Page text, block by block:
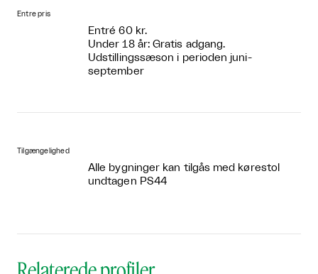
Entre pris
Entré 60 kr.
Under 18 år: Gratis adgang.
Udstillingssæson i perioden juni-
september
Tilgængelighed
Alle bygninger kan tilgås med kørestol
undtagen PS44